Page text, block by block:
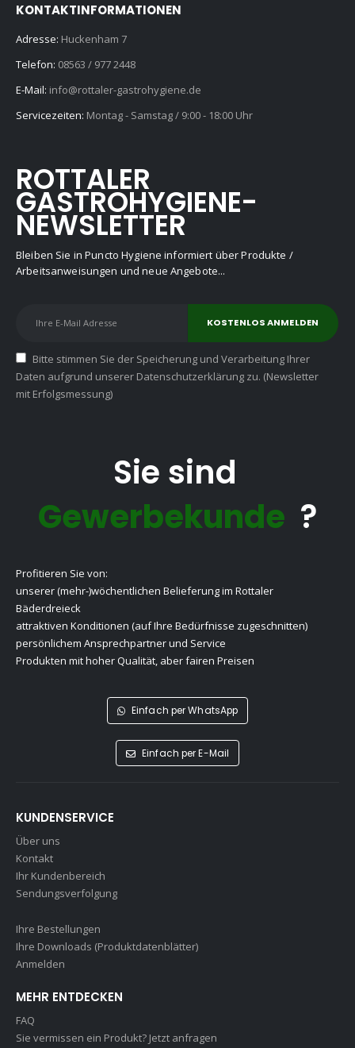
KONTAKTINFORMATIONEN
Adresse: Huckenham 7
Telefon: 08563 / 977 2448
E-Mail: info@rottaler-gastrohygiene.de
Servicezeiten: Montag - Samstag / 9:00 - 18:00 Uhr
ROTTALER
GASTROHYGIENE-
NEWSLETTER
Bleiben Sie in Puncto Hygiene informiert über Produkte /
Arbeitsanweisungen und neue Angebote...
Bitte stimmen Sie der Speicherung und Verarbeitung Ihrer
Daten aufgrund unserer Datenschutzerklärung zu. (Newsletter
mit Erfolgsmessung)
Sie sind
Gewerbekunde ?
Profitieren Sie von:
unserer (mehr-)wöchentlichen Belieferung im Rottaler
Bäderdreieck
attraktiven Konditionen (auf Ihre Bedürfnisse zugeschnitten)
persönlichem Ansprechpartner und Service
Produkten mit hoher Qualität, aber fairen Preisen
Einfach per WhatsApp
Einfach per E-Mail
KUNDENSERVICE
Über uns
Kontakt
Ihr Kundenbereich
Sendungsverfolgung
Ihre Bestellungen
Ihre Downloads (Produktdatenblätter)
Anmelden
MEHR ENTDECKEN
FAQ
Sie vermissen ein Produkt? Jetzt anfragen